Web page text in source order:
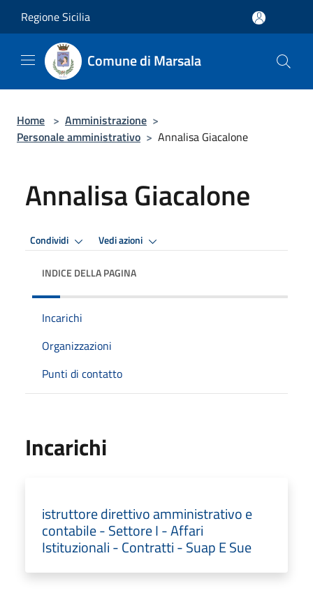
Regione Sicilia
Comune di Marsala
Home > Amministrazione >
Personale amministrativo > Annalisa Giacalone
Annalisa Giacalone
Condividi Vedi azioni
INDICE DELLA PAGINA
Incarichi
Organizzazioni
Punti di contatto
Incarichi
istruttore direttivo amministrativo e
contabile - Settore I - Affari
Istituzionali - Contratti - Suap E Sue